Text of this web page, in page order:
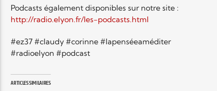
Elyon Live
Elyon Kids
Podcasts également disponibles sur notre site :
http://radio.elyon.fr/les-podcasts.html
#ez37 #claudy #corinne #lapenséeaméditer
#radioelyon #podcast
ARTICLES SIMILAIRES